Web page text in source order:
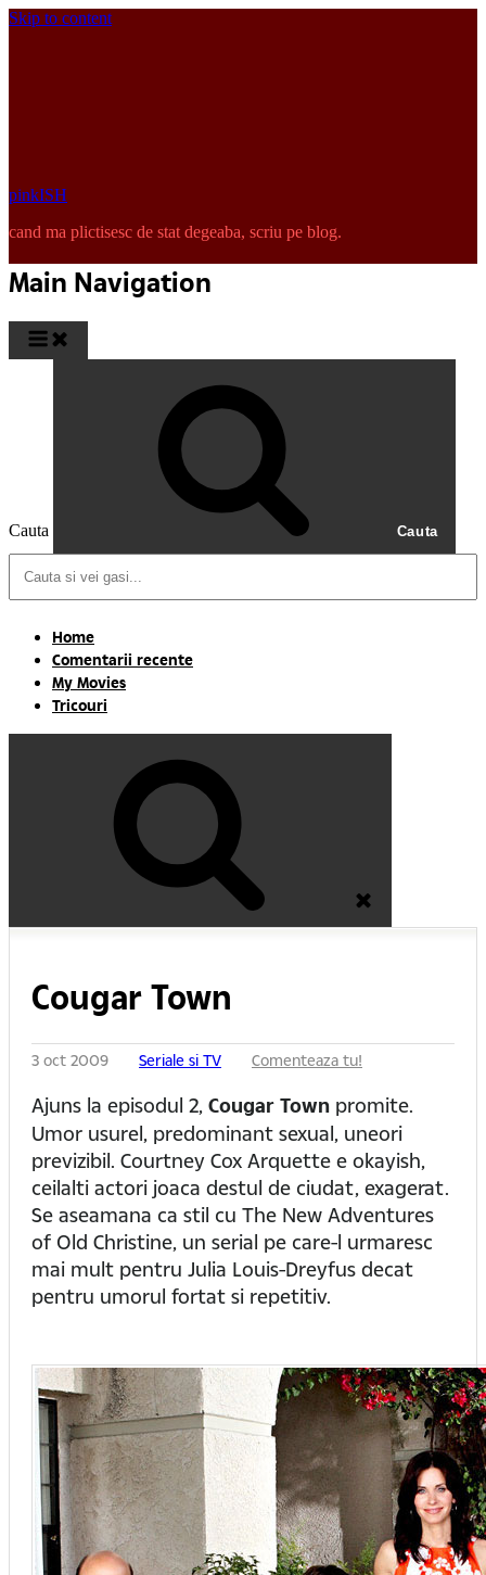
Skip to content
pinkISH
cand ma plictisesc de stat degeaba, scriu pe blog.
Main Navigation
Cauta Cauta
Home
Comentarii recente
My Movies
Tricouri
Cougar Town
3 oct 2009 Seriale si TV Comenteaza tu!
Ajuns la episodul 2, Cougar Town promite.
Umor usurel, predominant sexual, uneori
previzibil. Courtney Cox Arquette e okayish,
ceilalti actori joaca destul de ciudat, exagerat.
Se aseamana ca stil cu The New Adventures
of Old Christine, un serial pe care-l urmaresc
mai mult pentru Julia Louis-Dreyfus decat
pentru umorul fortat si repetitiv.